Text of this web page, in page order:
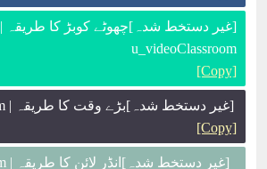
[غیر دستخط شدہ]چھوٹے کوبڑ کا طریقہ |
u_videoClassroom
[Copy]
[غیر دستخط شدہ]بڑے وقت کا طریقہ | u_VideoClassroom
[Copy]
[غیر دستخط شدہ]انڈر لائن کا طریقہ | u_video_classroom